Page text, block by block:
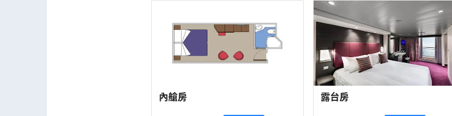
內艙房 露台房